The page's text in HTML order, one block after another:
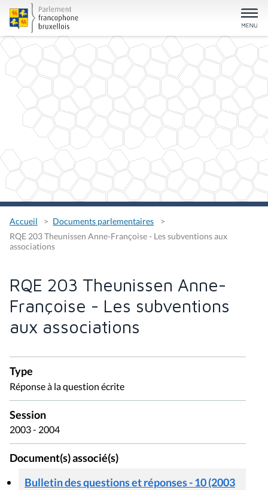
Accueil
Documents parlementaires
RQE 203 Theunissen Anne-Françoise - Les subventions aux
associations
RQE 203 Theunissen Anne-
Françoise - Les subventions
aux associations
Type
Réponse à la question écrite
Session
2003 - 2004
Document(s) associé(s)
Bulletin des questions et réponses - 10 (2003